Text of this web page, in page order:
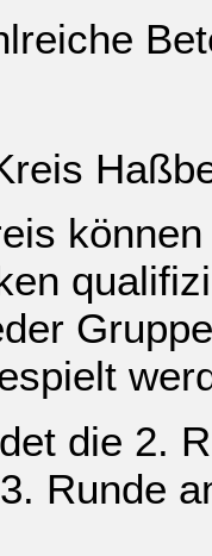
die 2.
Runde